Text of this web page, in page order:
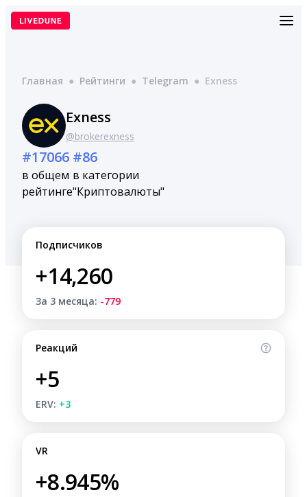
Перейти
Главная ● Рейтинги ● Telegram ● Exness
Exness
@brokerexness
#17066
в общем
рейтинге
#86
в категории
"Криптовалюты"
Подписчиков
+14,260
За 3 месяца: -779
Реакций
+5
ERV: +3
VR
+8.945%